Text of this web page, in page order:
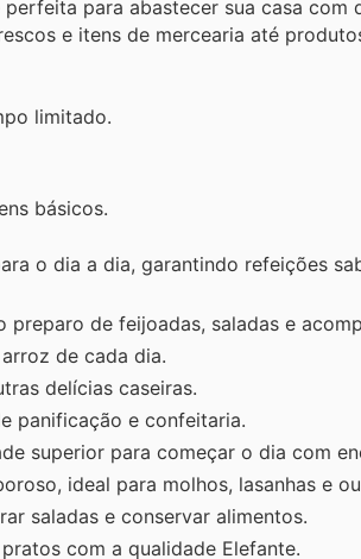
para abastecer sua casa com
e itens de mercearia até
limitado.
básicos.
o dia a dia, garantindo refeições
preparo de feijoadas, saladas e
de cada dia.
delícias caseiras.
panificação e confeitaria.
superior para começar o dia com
ideal para molhos, lasanhas e
saladas e conservar alimentos.
com a qualidade Elefante.